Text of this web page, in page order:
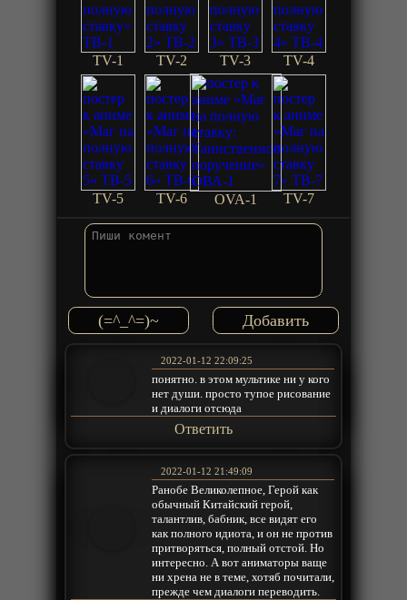
TV-1 TV-2 TV-3 TV-4
TV-5 TV-6 OVA-1 TV-7
(=^_^=)~
2022-01-12 22:09:25
понятно. в этом мультике ни у кого
нет души. просто тупое рисование
и диалоги отсюда
Ответить
2022-01-12 21:49:09
Ранобе Великолепное, Герой как
обычный Китайский герой,
талантлив, бабник, все видят его
как полного идиота, и он не против
притворяться, полный отстой. Но
интересно. А вот аниматоры ваще
ни хрена не в теме, хотяб почитали,
прежде чем диалоги переводить.